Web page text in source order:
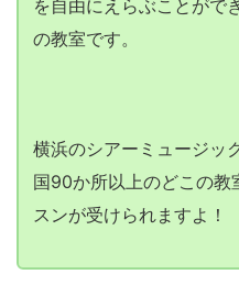
を自由にえらぶことがで
の教室です。
横浜のシアーミュージッ
国90か所以上のどこの教
スンが受けられますよ！